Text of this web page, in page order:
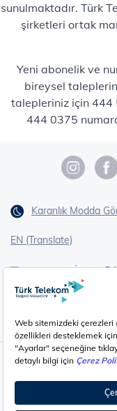
sunulmaktadır. Türk
şirketleri ortak
Yeni abonelik ve
bireysel
talepleriniz için 444
444 0375
Karanlık Modda
EN (Translate)
Çerez Ayarları